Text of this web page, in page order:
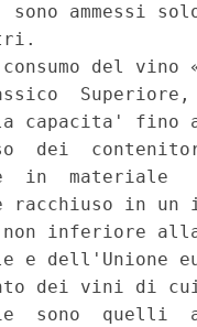
ammessi
del vino
capacita'
dei
in  materiale
racchiuso in
inferiore
e dell'Unione
dei vini di
sono  quelli